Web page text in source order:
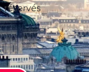
réservés